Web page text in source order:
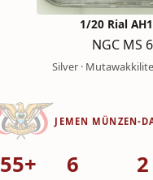
1/20 Rial
NGC MS
Silver ·
JEMEN MÜNZEN-
55+ 6 2